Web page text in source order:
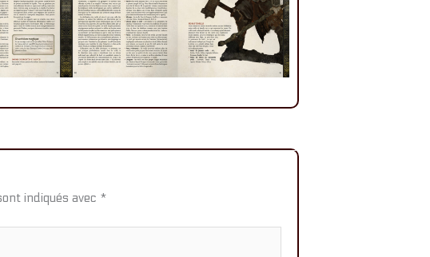
indiqués avec *